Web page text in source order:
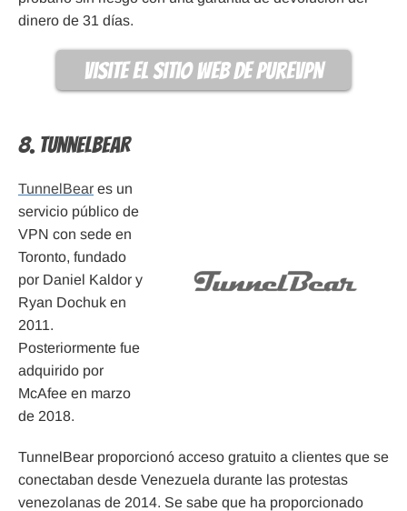
dinero de 31 días.
visite el sitio web de PureVPN
8. TunnelBear
TunnelBear es un
servicio público de
VPN con sede en
Toronto, fundado
por Daniel Kaldor y
Ryan Dochuk en
2011.
Posteriormente fue
adquirido por
McAfee en marzo
de 2018.
TunnelBear proporcionó acceso gratuito a clientes que se
conectaban desde Venezuela durante las protestas
venezolanas de 2014. Se sabe que ha proporcionado